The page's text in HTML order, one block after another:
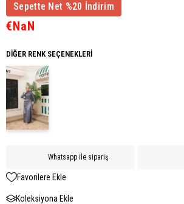
Sepette Net %20 İndirim
€NaN
DIĞER RENK SEÇENEKLERI
Whatsapp ile sipariş
Favorilere Ekle
Koleksiyona Ekle